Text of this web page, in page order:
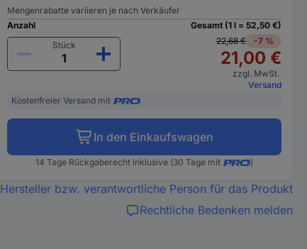
Mengenrabatte variieren je nach Verkäufer
Anzahl
Stück
Gesamt (1 l = 52,50 €)
22,68 €
-7 %
21,00 €
zzgl. MwSt.
Versand
Kostenfreier Versand mit
In den Einkaufswagen
14 Tage Rückgaberecht inklusive (30 Tage mit )
Hersteller bzw. verantwortliche Person für das Produkt
Rechtliche Bedenken melden